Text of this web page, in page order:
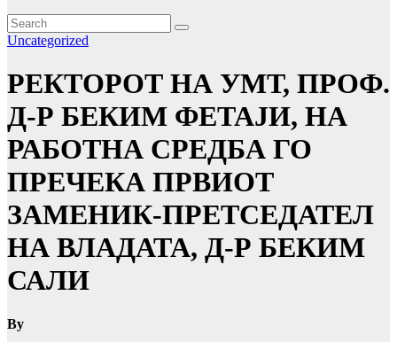
Uncategorized
РЕКТОРОТ НА УМТ, ПРОФ.
Д-Р БЕКИМ ФЕТАЈИ, НА
РАБОТНА СРЕДБА ГО
ПРЕЧЕКА ПРВИОТ
ЗАМЕНИК-ПРЕТСЕДАТЕЛ
НА ВЛАДАТА, Д-Р БЕКИМ
САЛИ
By